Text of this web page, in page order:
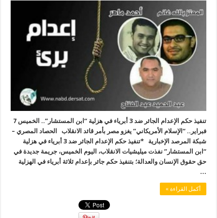
تنفيذ حكم الإعدام الجائر ضد 3 أبرياء في هزلية “ابن المستشار”.. الخميس 7
فبراير.. “الإسلام الأمريكاني” يغزو مصر بأمر قائد الانقلاب الحصاد المصري –
شبكة المرصد الإخبارية *تنفيذ حكم الإعدام الجائر ضد 3 أبرياء في هزلية
“ابن المستشار” نفذت ميليشيات الانقلاب، اليوم الخميس، جريمة جديدة في
حق حقوق الإنسان والعدالة؛ بتنفيذ حكم جائر بإعدام ثلاثة أبرياء في الهزلية
…
أكمل القراءة »